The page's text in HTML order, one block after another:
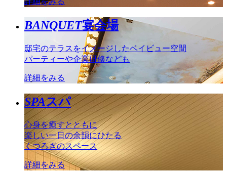
BANQUET宴会場
邸宅のテラスをイメージしたベイビュー空間
パーティーや企業研修なども
詳細をみる
SPAスパ
心身を癒すとともに
楽しい一日の余韻にひたる
くつろぎのスペース
詳細をみる